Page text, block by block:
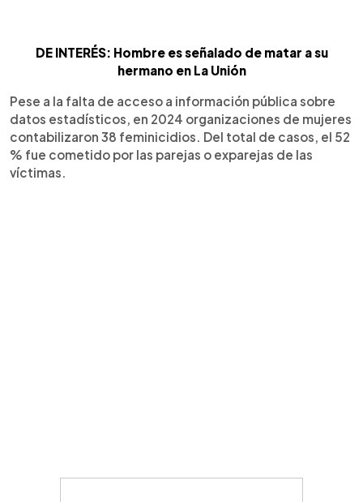
DE INTERÉS: Hombre es señalado de matar a su
hermano en La Unión
Pese a la falta de acceso a información pública sobre
datos estadísticos, en 2024 organizaciones de mujeres
contabilizaron 38 feminicidios. Del total de casos, el 52
% fue cometido por las parejas o exparejas de las
víctimas.